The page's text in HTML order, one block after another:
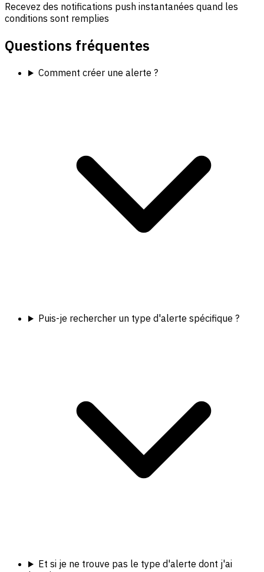
Recevez des notifications push instantanées quand les
conditions sont remplies
Questions fréquentes
Comment créer une alerte ?
Puis-je rechercher un type d'alerte spécifique ?
Et si je ne trouve pas le type d'alerte dont j'ai